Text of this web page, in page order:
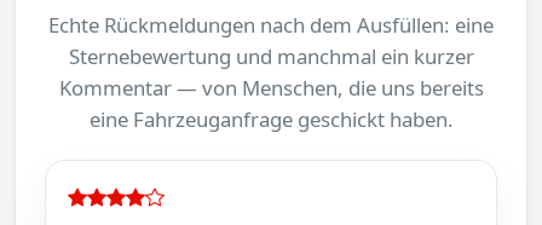
Echte Rückmeldungen nach dem Ausfüllen: eine
Sternebewertung und manchmal ein kurzer
Kommentar — von Menschen, die uns bereits
eine Fahrzeuganfrage geschickt haben.